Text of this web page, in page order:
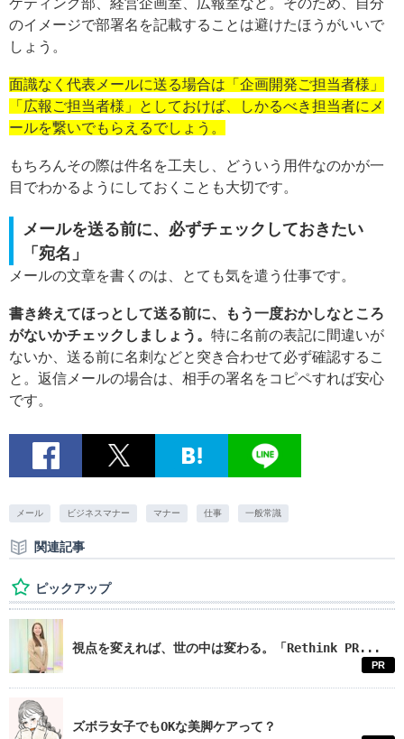
のイメージで部署名を記載することは避けたほうがいいで
しょう。
面識なく代表メールに送る場合は「企画開発ご担当者様」
「広報ご担当者様」としておけば、しかるべき担当者にメ
ールを繋いでもらえるでしょう。
もちろんその際は件名を工夫し、どういう用件なのかが一
目でわかるようにしておくことも大切です。
メールを送る前に、必ずチェックしておきたい
「宛名」
メールの文章を書くのは、とても気を遣う仕事です。
書き終えてほっとして送る前に、もう一度おかしなところ
がないかチェックしましょう。 特に名前の表記に間違いが
ないか、送る前に名刺などと突き合わせて必ず確認するこ
と。返信メールの場合は、相手の署名をコピペすれば安心
です。
メール ビジネスマナー マナー 仕事 一般常識
関連記事
ピックアップ
視点を変えれば、世の中は変わる。「Rethink PR...
PR
ズボラ女子でもOKな美脚ケアって？